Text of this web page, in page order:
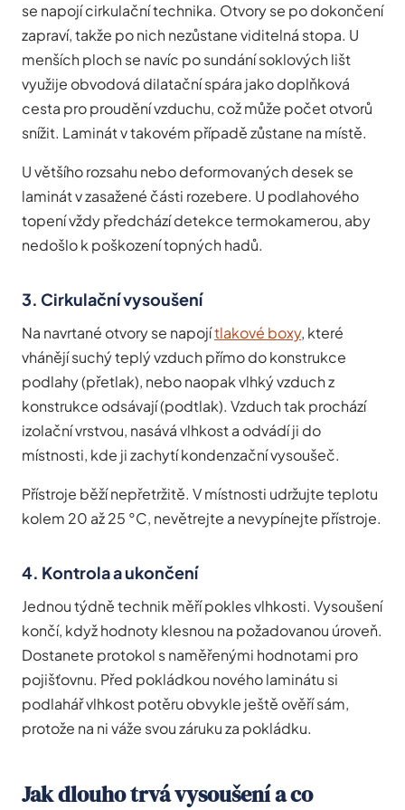
se napojí cirkulační technika. Otvory se po dokončení
zapraví, takže po nich nezůstane viditelná stopa. U
menších ploch se navíc po sundání soklových lišt
využije obvodová dilatační spára jako doplňková
cesta pro proudění vzduchu, což může počet otvorů
snížit. Laminát v takovém případě zůstane na místě.
U většího rozsahu nebo deformovaných desek se
laminát v zasažené části rozebere. U podlahového
topení vždy předchází detekce termokamerou, aby
nedošlo k poškození topných hadů.
3. Cirkulační vysoušení
Na navrtané otvory se napojítlakové boxy, které
vhánějí suchý teplý vzduch přímo do konstrukce
podlahy (přetlak), nebo naopak vlhký vzduch z
konstrukce odsávají (podtlak). Vzduch tak prochází
izolační vrstvou, nasává vlhkost a odvádí ji do
místnosti, kde ji zachytí kondenzační vysoušeč.
Přístroje běží nepřetržitě. V místnosti udržujte teplotu
kolem 20 až 25 °C, nevětrejte a nevypínejte přístroje.
4. Kontrola a ukončení
Jednou týdně technik měří pokles vlhkosti. Vysoušení
končí, když hodnoty klesnou na požadovanou úroveň.
Dostanete protokol s naměřenými hodnotami pro
pojišťovnu. Před pokládkou nového laminátu si
podlahář vlhkost potěru obvykle ještě ověří sám,
protože na ni váže svou záruku za pokládku.
Jak dlouho trvá vysoušení a co